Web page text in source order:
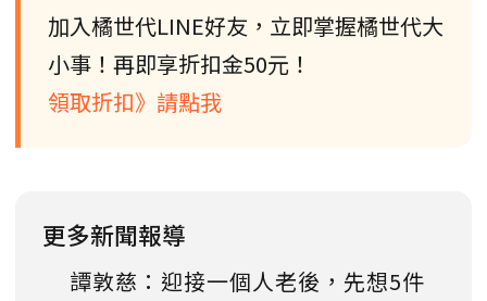
加入橘世代LINE好友，立即掌握橘世代大
小事！再即享折扣金50元！
領取折扣》請點我
更多新聞報導
譚敦慈：迎接一個人老後，先想5件